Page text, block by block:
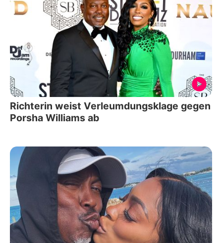
Richterin weist Verleumdungsklage gegen
Porsha Williams ab